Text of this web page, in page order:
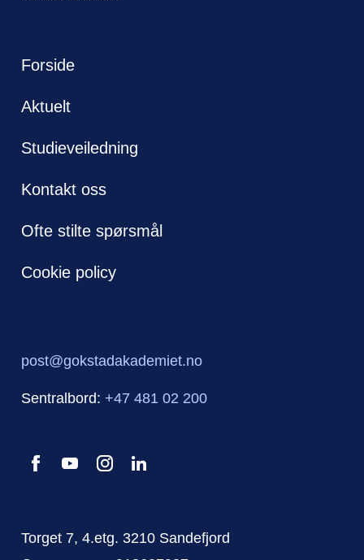
post@gokstadakademiet.no
Sentralbord: +47 481 02 200
Torget 7, 4.etg. 3210 Sandefjord
Forside
Aktuelt
Studieveiledning
Kontakt oss
Ofte stilte spørsmål
Cookie policy